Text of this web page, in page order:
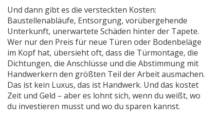
Und dann gibt es die versteckten Kosten:
Baustellenabläufe, Entsorgung, vorübergehende
Unterkunft, unerwartete Schäden hinter der Tapete.
Wer nur den Preis für neue Türen oder Bodenbeläge
im Kopf hat, übersieht oft, dass die Türmontage, die
Dichtungen, die Anschlüsse und die Abstimmung mit
Handwerkern den größten Teil der Arbeit ausmachen.
Das ist kein Luxus, das ist Handwerk. Und das kostet
Zeit und Geld – aber es lohnt sich, wenn du weißt, wo
du investieren musst und wo du sparen kannst.